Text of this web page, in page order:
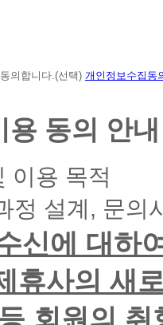
의합니다.(선택) 개인정보수집동
동의 안내
이용 목적
정 설계, 문의
신에 대하
휴사의 새
회원의